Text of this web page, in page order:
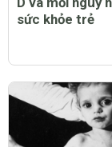
sức khỏe trẻ